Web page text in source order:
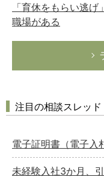
「育休をもらい逃
職場がある
注目の相談スレッド
電子証明書（電子入
未経験入社3か月、